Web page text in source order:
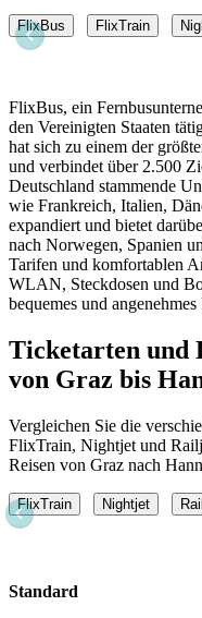
FlixBus FlixTrain
FlixBus, ein
den Vereinigten Staaten
hat sich zu einem der
und verbindet über 2.500
Deutschland stammende
wie Frankreich, Italien,
expandiert und bietet
nach Norwegen, Spanien
Tarifen und komfortablen
WLAN, Steckdosen und
bequemes und
Ticketarten und
von Graz bis
Vergleichen Sie die
FlixTrain, Nightjet und
Reisen von Graz nach
FlixTrain Nightjet
Standard